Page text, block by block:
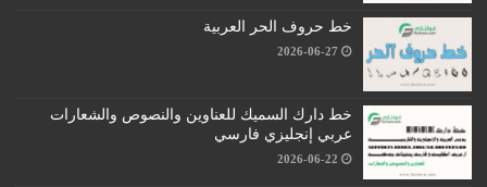
خط حروف الحر العربية
2026-06-27
خط دارك السميك للعناوين والنصوص والشعارات
عربي إنجليزي فارسي
2026-06-22